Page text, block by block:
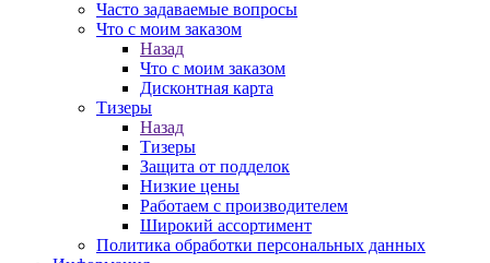
Часто задаваемые вопросы
Что с моим заказом
Назад
Что с моим заказом
Дисконтная карта
Тизеры
Назад
Тизеры
Защита от подделок
Низкие цены
Работаем с производителем
Широкий ассортимент
Политика обработки персональных данных